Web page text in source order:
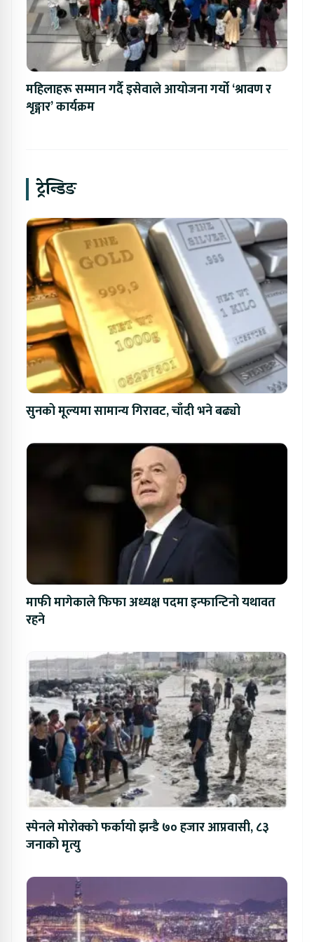
महिलाहरू सम्मान गर्दै इसेवाले आयोजना गर्यो ‘श्रावण र
शृङ्गार’ कार्यक्रम
ट्रेन्डिङ
सुनको मूल्यमा सामान्य गिरावट, चाँदी भने बढ्यो
माफी मागेकाले फिफा अध्यक्ष पदमा इन्फान्टिनो यथावत
रहने
स्पेनले मोरोक्को फर्कायो झन्डै ७० हजार आप्रवासी, ८३
जनाको मृत्यु